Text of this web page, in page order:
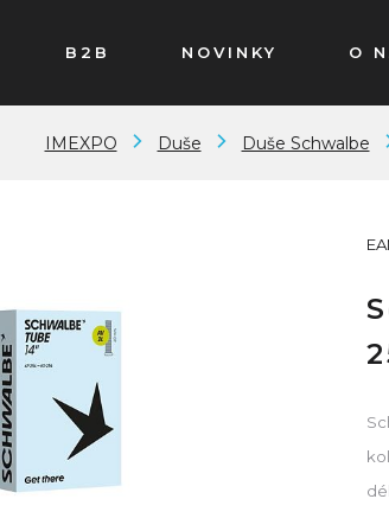
B2B NOVINKY O
IMEXPO Duše Duše Schwalbe